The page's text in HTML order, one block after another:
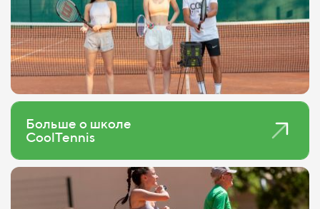
Больше о школе
CoolTennis